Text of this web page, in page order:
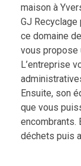
maison à
GJ Recyclage
ce domaine
vous propose
L’entreprise
Ensuite, son
que vous
encombrants.
déchets puis